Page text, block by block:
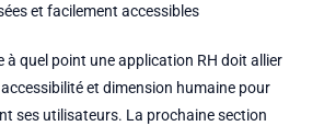
et facilement accessibles
à quel point une application RH doit allier
et dimension humaine pour
ses utilisateurs. La prochaine section